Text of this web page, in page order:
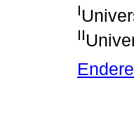
I
II